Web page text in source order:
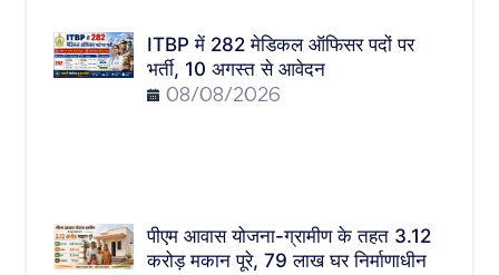
ITBP में 282 मेडिकल ऑफिसर पदों पर
भर्ती, 10 अगस्त से आवेदन
08/08/2026
पीएम आवास योजना-ग्रामीण के तहत 3.12
करोड़ मकान पूरे, 79 लाख घर निर्माणाधीन